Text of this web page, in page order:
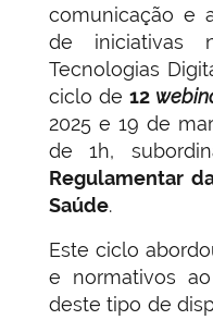
comunicação e
de iniciativas
Tecnologias
ciclo de 12
2025 e 19 de
de 1h,
Regulamentar
Saúde.
Este ciclo
e normativos
deste tipo de